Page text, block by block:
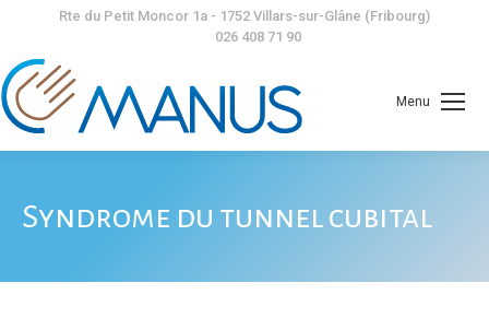
Rte du Petit Moncor 1a - 1752 Villars-sur-Glâne (Fribourg)
026 408 71 90
Menu
Syndrome du tunnel cubital